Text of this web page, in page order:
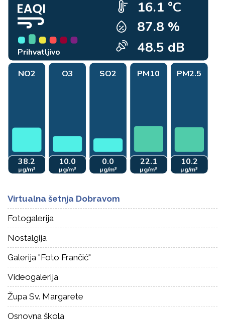
Virtualna šetnja Dobravom
Fotogalerija
Nostalgija
Galerija "Foto Frančić"
Videogalerija
Župa Sv. Margarete
Osnovna škola